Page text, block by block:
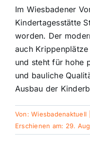
Sport
Kultur
Panorama
Mein Stadtteil
Galerie
Im Wiesbadener
Kindertagesstätte
worden. Der
auch
und steht für hohe
und bauliche
Ausbau der
Von:Wiesbadenaktuell
Erschienen am: 29.